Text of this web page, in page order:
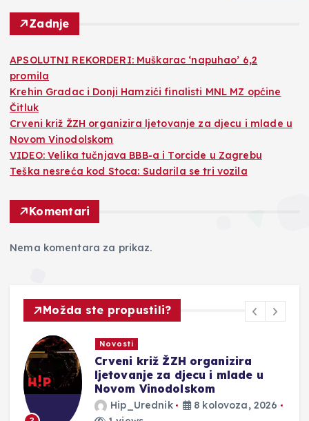
Zadnje
APSOLUTNI REKORDERI: Muškarac ‘napuhao’ 6,2
promila
Krehin Gradac i Donji Hamzići finalisti MNL MZ općine
Čitluk
Crveni križ ŽZH organizira ljetovanje za djecu i mlade u
Novom Vinodolskom
VIDEO: Velika tučnjava BBB-a i Torcide u Zagrebu
Teška nesreća kod Stoca: Sudarila se tri vozila
Komentari
Nema komentara za prikaz.
Možda ste propustili?
organizira
i mlade u
8 kolovoza, 2026 4
VIDEO: Velika
Torcide u Zagrebu
Hip_Urednik
2 views